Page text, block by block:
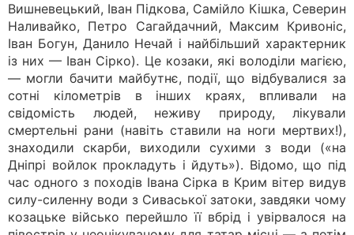
Вишневецький, Іван Підкова, Самійло Кішка, Северин
Наливайко, Петро Сагайдачний, Максим Кривоніс,
Іван Богун, Данило Нечай і найбільший характерник
із них — Іван Сірко). Це козаки, які володіли магією,
— могли бачити майбутнє, події, що відбувалися за
сотні кілометрів в інших краях, впливали на
свідомість людей, неживу природу, лікували
смертельні рани (навіть ставили на ноги мертвих!),
знаходили скарби, виходили сухими з води («на
Дніпрі войлок прокладуть і йдуть»). Відомо, що під
час одного з походів Івана Сірка в Крим вітер видув
силу-силенну води з Сиваської затоки, завдяки чому
козацьке військо перейшло її вбрід і увірвалося на